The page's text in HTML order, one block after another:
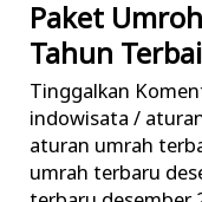
Paket
Tahun
Tinggalkan
indowisata/
aturan umrah
umrah terbaru
Paket
Umroh
Desember
Akhir
Tahun
Terbaik